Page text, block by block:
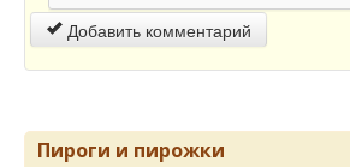
Добавить комментарий
Пироги и пирожки